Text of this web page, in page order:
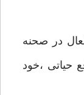
در صحنه
حیاتی ،خود